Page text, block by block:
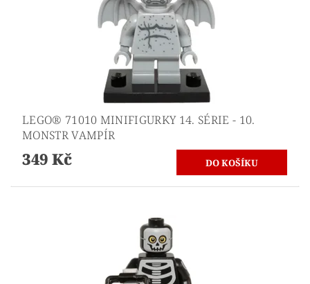
LEGO® 71010 MINIFIGURKY 14. SÉRIE - 10.
MONSTR VAMPÍR
349 Kč